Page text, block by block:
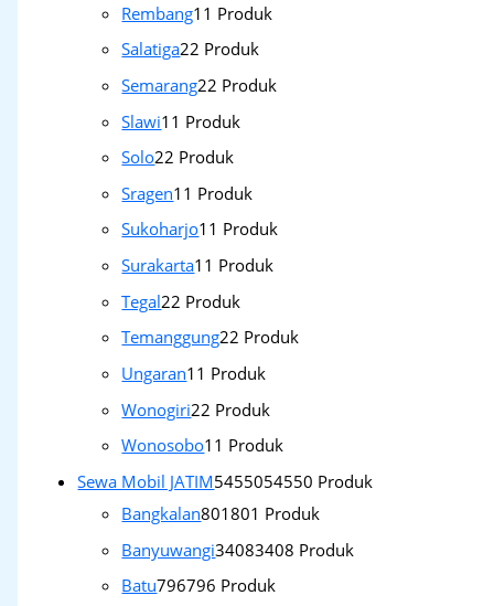
Rembang1 1 Produk
Salatiga22 Produk
Semarang22 Produk
Slawi1 1 Produk
Solo22 Produk
Sragen1 1 Produk
Sukoharjo1 1 Produk
Surakarta1 1 Produk
Tegal22 Produk
Temanggung22 Produk
Ungaran1 1 Produk
Wonogiri22 Produk
Wonosobo1 1 Produk
Sewa Mobil JATIM5455054550 Produk
Bangkalan801801 Produk
Banyuwangi34083408 Produk
Batu796796 Produk